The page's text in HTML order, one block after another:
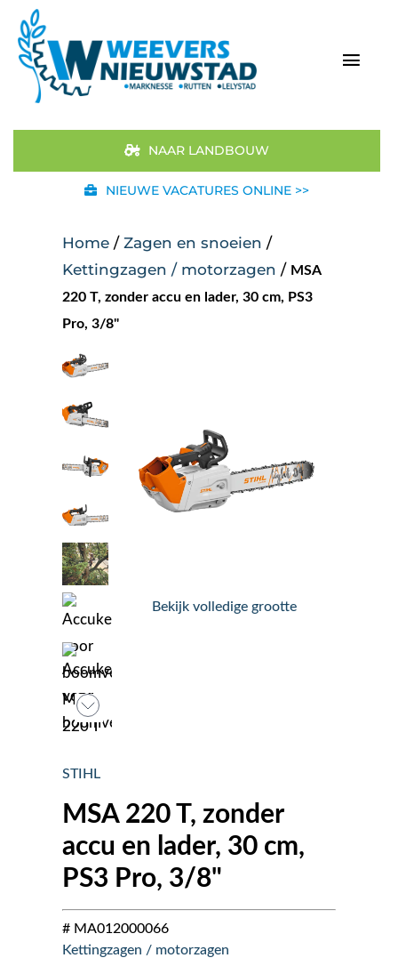
naar
inhoud
Aanbod
STIHL
Nieuws
Over ons
NAAR LANDBOUW
NIEUWE VACATURES ONLINE >>
Home / Zagen en snoeien /
Kettingzagen / motorzagen / MSA
220 T, zonder accu en lader, 30 cm, PS3
Pro, 3/8"
Bekijk volledige grootte
STIHL
MSA 220 T, zonder
accu en lader, 30 cm,
PS3 Pro, 3/8"
# MA012000066
Kettingzagen / motorzagen